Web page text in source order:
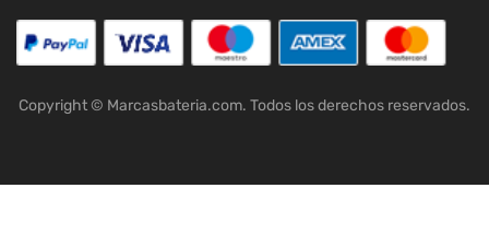
Copyright © Marcasbateria.com. Todos los derechos reservados.